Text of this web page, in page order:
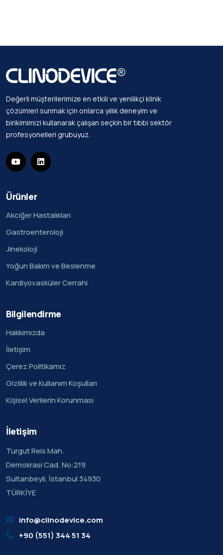
Değerli müşterilerimize en etkili ve yenilikçi klinik
çözümleri sunmak için onlarca yıllık deneyim ve
birikimimizi kullanarak çalışan seçkin bir tıbbi sektör
profesyonelleri grubuyuz.
Ürünler
Akciğer Hastalıkları
Gastroenteroloji
Jinekoloji
Yoğun Bakım ve Beslenme
Kardiyovasküler Cerrahi
Bilgilendirme
Hakkımızda
İletişim
Çerez Politikamız
Gizlilik ve Kullanım Koşulları
Kişisel Verilerin Korunması
İletişim
Turgut Reis Mah.
Demokrasi Cad. No:219
Sultanbeyli, İstanbul 34930
TÜRKİYE
info@clinodevice.com
+90 (551) 344 51 34